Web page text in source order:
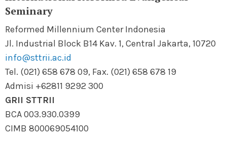
Seminary
Reformed Millennium Center Indonesia
Jl. Industrial Block B14 Kav. 1, Central Jakarta, 10720
info@sttrii.ac.id
Tel. (021) 658 678 09, Fax. (021) 658 678 19
Admisi +62811 9292 300
GRII STTRII
BCA 003.930.0399
CIMB 800069054100